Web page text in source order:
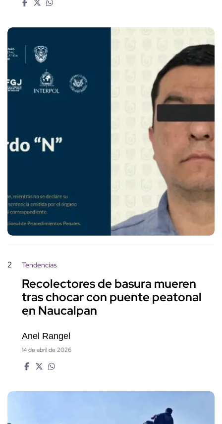
2 Tendencias
Recolectores de basura mueren
tras chocar con puente peatonal
en Naucalpan
Anel Rangel
14 de abril de 2026